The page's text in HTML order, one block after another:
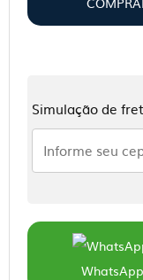
quantidade
Simulação de
WhatsApp